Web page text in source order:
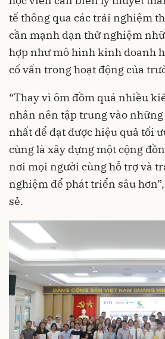
tế thông qua các trải nghiệm
cần mạnh dạn thử nghiệm
hợp như mô hình kinh doanh
cố vấn trong hoạt động của
“Thay vì ôm đồm quá nhiều
nhân nên tập trung vào
nhất để đạt được hiệu quả tối
cùng là xây dựng một cộng
nơi mọi người cùng hỗ trợ và
nghiệm để phát triển sâu
sẻ.